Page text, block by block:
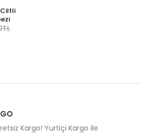
Kargo! Yurtiçi Kargo ile